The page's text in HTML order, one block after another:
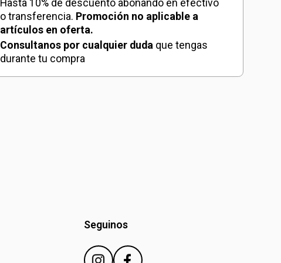
Hasta 10% de descuento abonando en efectivo
o transferencia. Promoción no aplicable a
artículos en oferta.
Consultanos por cualquier duda que tengas
durante tu compra
Seguinos